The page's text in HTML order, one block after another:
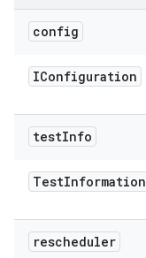
config
IConfiguration
testInfo
TestInformation
rescheduler